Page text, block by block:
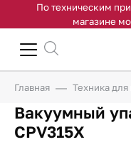
По техническим
магазине
Главная Техника для
Вакуумный
CPV315X